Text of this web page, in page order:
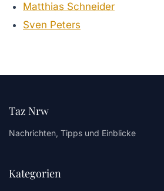
Matthias Schneider
Sven Peters
Taz Nrw
Nachrichten, Tipps und Einblicke
Kategorien